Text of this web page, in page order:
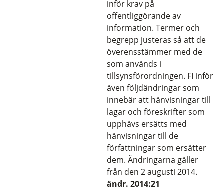
inför krav på
offentliggörande av
information. Termer och
begrepp justeras så att de
överensstämmer med de
som används i
tillsynsförordningen. FI inför
även följdändringar som
innebär att hänvisningar till
lagar och föreskrifter som
upphävs ersätts med
hänvisningar till de
författningar som ersätter
dem. Ändringarna gäller
från den 2 augusti 2014.
ändr. 2014:21